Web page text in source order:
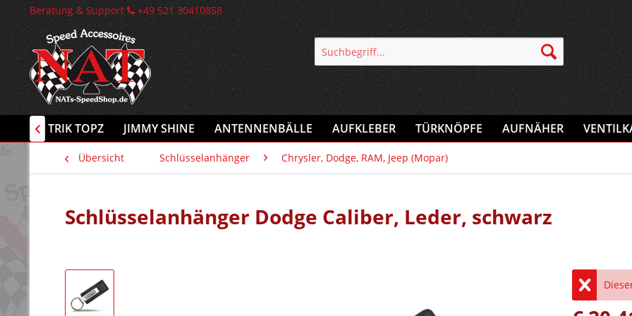
Beratung & Support +49 521 30410858
TRIK TOPZ JIMMY SHINE ANTENNENBÄLLE AUFKLEBER TÜRKNÖPFE AUFNÄHER

Übersicht Schlüsselanhänger Chrysler, Dodge, RAM, Jeep (Mopar)
Schlüsselanhänger Dodge Caliber, Leder, schwarz